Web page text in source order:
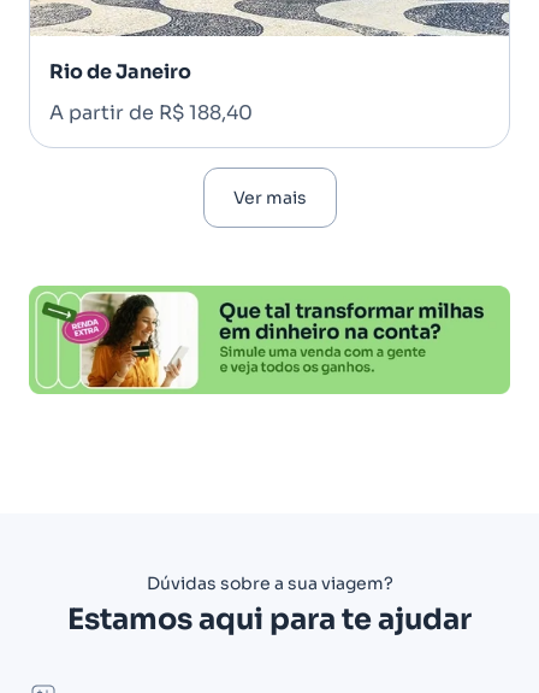
Rio de Janeiro
A partir de R$ 188,40
Ver mais
Dúvidas sobre a sua viagem?
Estamos aqui para te ajudar